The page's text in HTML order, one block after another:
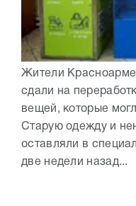
Жители
сдали на
вещей, которые
Старую одежду и
оставляли в
две недели назад...